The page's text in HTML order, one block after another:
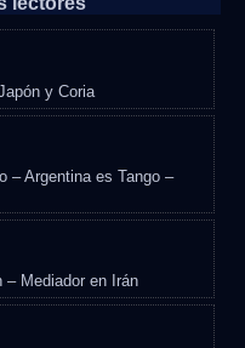
y Coria
– Argentina es Tango –
– Mediador en Irán